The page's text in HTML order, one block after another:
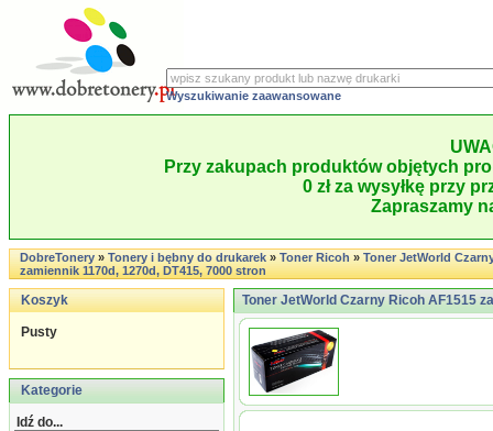
Wyszukiwanie zaawansowane
Przy zakupach produktów objętych
0 zł za wysyłkę przy
Zapraszamy
DobreTonery»Tonery i bębny do drukarek»Toner Ricoh»Toner JetWorld
zamiennik 1170d, 1270d, DT415, 7000 stron
Koszyk
Pusty
Kategorie
Idź do...
Toner JetWorld Czarny Ricoh AF1515